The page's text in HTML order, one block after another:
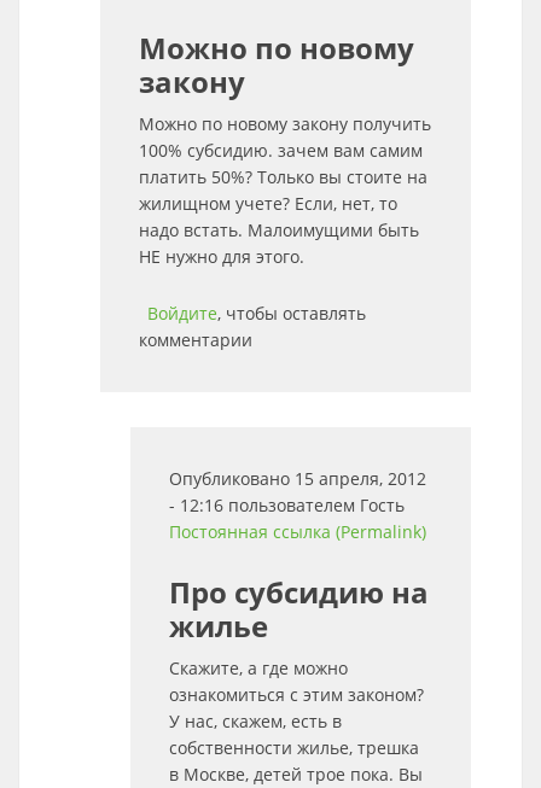
Можно по новому
закону
Можно по новому закону получить
100% субсидию. зачем вам самим
платить 50%? Только вы стоите на
жилищном учете? Если, нет, то
надо встать. Малоимущими быть
НЕ нужно для этого.
Войдите, чтобы оставлять
комментарии
Опубликовано 15 апреля, 2012
- 12:16 пользователем Гость
Постоянная ссылка (Permalink)
Про субсидию на
жилье
Скажите, а где можно
ознакомиться с этим законом?
У нас, скажем, есть в
собственности жилье, трешка
в Москве, детей трое пока. Вы